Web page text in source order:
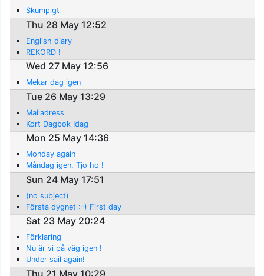
Skumpigt
Thu 28 May 12:52
English diary
REKORD !
Wed 27 May 12:56
Mekar dag igen
Tue 26 May 13:29
Mailadress
Kort Dagbok Idag
Mon 25 May 14:36
Monday again
Måndag igen. Tjo ho !
Sun 24 May 17:51
(no subject)
Första dygnet :-) First day
Sat 23 May 20:24
Förklaring
Nu är vi på väg igen !
Under sail again!